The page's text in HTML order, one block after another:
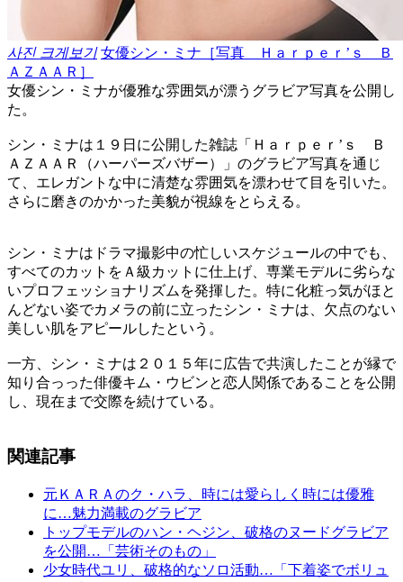
사진 크게보기 女優シン・ミナ［写真 Ｈａｒｐｅｒ’ｓ Ｂ
ＡＺＡＡＲ］
女優シン・ミナが優雅な雰囲気が漂うグラビア写真を公開し
た。
シン・ミナは１９日に公開した雑誌「Ｈａｒｐｅｒ’ｓ Ｂ
ＡＺＡＡＲ（ハーパーズバザー）」のグラビア写真を通じ
て、エレガントな中に清楚な雰囲気を漂わせて目を引いた。
さらに磨きのかかった美貌が視線をとらえる。
シン・ミナはドラマ撮影中の忙しいスケジュールの中でも、
すべてのカットをＡ級カットに仕上げ、専業モデルに劣らな
いプロフェッショナリズムを発揮した。特に化粧っ気がほと
んどない姿でカメラの前に立ったシン・ミナは、欠点のない
美しい肌をアピールしたという。
一方、シン・ミナは２０１５年に広告で共演したことが縁で
知り合っった俳優キム・ウビンと恋人関係であることを公開
し、現在まで交際を続けている。
関連記事
元ＫＡＲＡのク・ハラ、時には愛らしく時には優雅
に…魅力満載のグラビア
トップモデルのハン・ヘジン、破格のヌードグラビア
を公開…「芸術そのもの」
少女時代ユリ、破格的なソロ活動…「下着姿でボリュ